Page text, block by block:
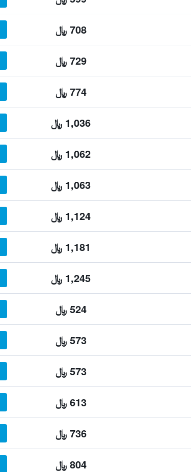
708 ﷼
729 ﷼
774 ﷼
1,036 ﷼
1,062 ﷼
1,063 ﷼
1,124 ﷼
1,181 ﷼
1,245 ﷼
524 ﷼
573 ﷼
573 ﷼
613 ﷼
736 ﷼
804 ﷼